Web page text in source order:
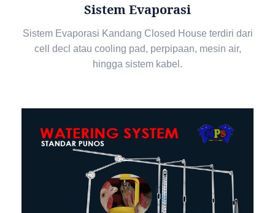
Sistem Evaporasi
Sistem Evaporasi Kandang Closed House terdiri dari
cell decl atau cooling pad, perpipaan, mesin air,
hingga sistem kabel.